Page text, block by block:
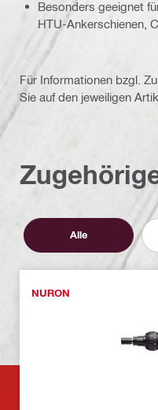
Besonders geeignet
HTU-Ankerschienen,
Für Informationen bzgl.
Sie auf den jeweiligen
Alle
NURON